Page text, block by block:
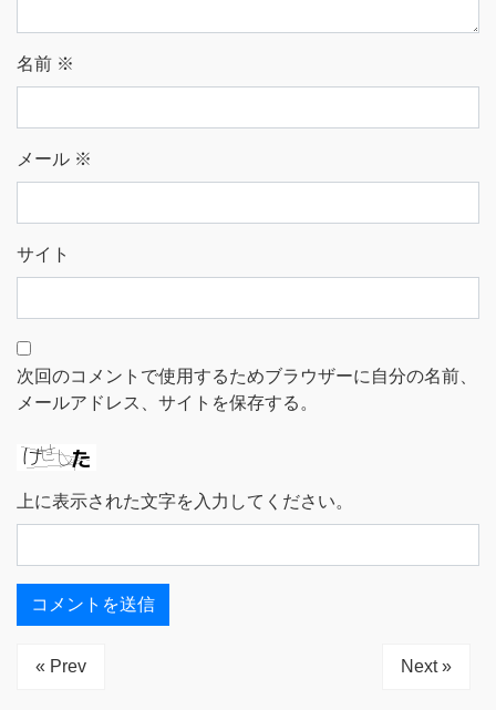
名前 ※
メール ※
サイト
次回のコメントで使用するためブラウザーに自分の名前、
メールアドレス、サイトを保存する。
上に表示された文字を入力してください。
« Prev Next »